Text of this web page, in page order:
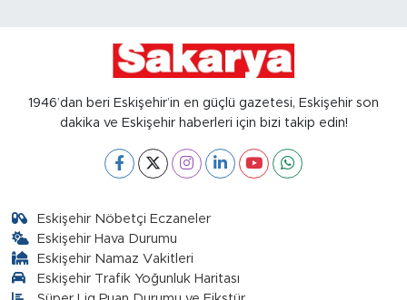
1946’dan beri Eskişehir’in en güçlü gazetesi, Eskişehir son
dakika ve Eskişehir haberleri için bizi takip edin!
Eskişehir Nöbetçi Eczaneler
Eskişehir Hava Durumu
Eskişehir Namaz Vakitleri
Eskişehir Trafik Yoğunluk Haritası